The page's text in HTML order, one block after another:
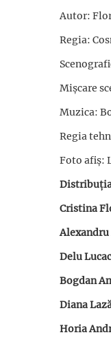
Autor:
Regia:
Mișcare
Muzica:
Regia
Foto afiș:
Cristina
Delu
Bogdan
Diana
Horia